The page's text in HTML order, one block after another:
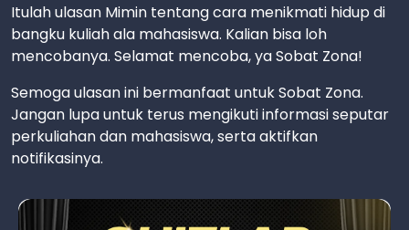
Itulah ulasan Mimin tentang cara menikmati hidup di
bangku kuliah ala mahasiswa. Kalian bisa loh
mencobanya. Selamat mencoba, ya Sobat Zona!
Semoga ulasan ini bermanfaat untuk Sobat Zona.
Jangan lupa untuk terus mengikuti informasi seputar
perkuliahan dan mahasiswa, serta aktifkan
notifikasinya.